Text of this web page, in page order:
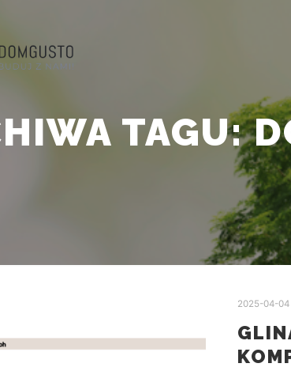
TAGU:
2025-04-04